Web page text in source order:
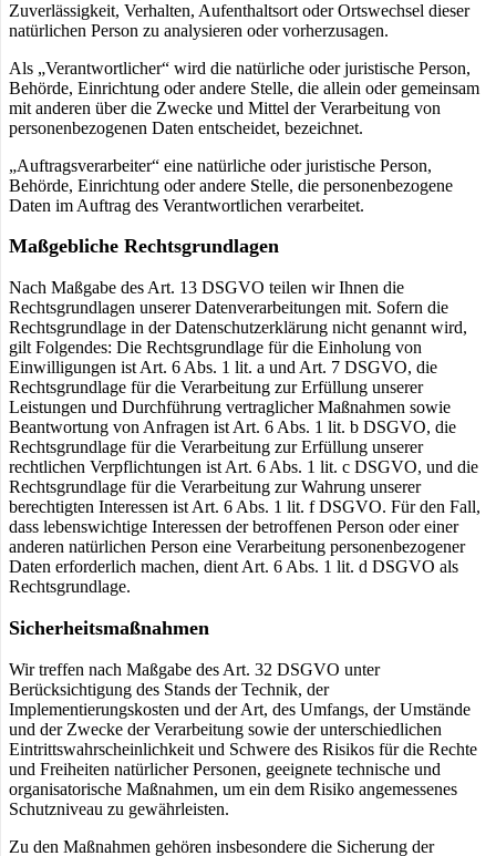
Zuverlässigkeit, Verhalten, Aufenthaltsort oder Ortswechsel dieser
natürlichen Person zu analysieren oder vorherzusagen.
Als „Verantwortlicher“ wird die natürliche oder juristische Person,
Behörde, Einrichtung oder andere Stelle, die allein oder gemeinsam
mit anderen über die Zwecke und Mittel der Verarbeitung von
personenbezogenen Daten entscheidet, bezeichnet.
„Auftragsverarbeiter“ eine natürliche oder juristische Person,
Behörde, Einrichtung oder andere Stelle, die personenbezogene
Daten im Auftrag des Verantwortlichen verarbeitet.
Maßgebliche Rechtsgrundlagen
Nach Maßgabe des Art. 13 DSGVO teilen wir Ihnen die
Rechtsgrundlagen unserer Datenverarbeitungen mit. Sofern die
Rechtsgrundlage in der Datenschutzerklärung nicht genannt wird,
gilt Folgendes: Die Rechtsgrundlage für die Einholung von
Einwilligungen ist Art. 6 Abs. 1 lit. a und Art. 7 DSGVO, die
Rechtsgrundlage für die Verarbeitung zur Erfüllung unserer
Leistungen und Durchführung vertraglicher Maßnahmen sowie
Beantwortung von Anfragen ist Art. 6 Abs. 1 lit. b DSGVO, die
Rechtsgrundlage für die Verarbeitung zur Erfüllung unserer
rechtlichen Verpflichtungen ist Art. 6 Abs. 1 lit. c DSGVO, und die
Rechtsgrundlage für die Verarbeitung zur Wahrung unserer
berechtigten Interessen ist Art. 6 Abs. 1 lit. f DSGVO. Für den Fall,
dass lebenswichtige Interessen der betroffenen Person oder einer
anderen natürlichen Person eine Verarbeitung personenbezogener
Daten erforderlich machen, dient Art. 6 Abs. 1 lit. d DSGVO als
Rechtsgrundlage.
Sicherheitsmaßnahmen
Wir treffen nach Maßgabe des Art. 32 DSGVO unter
Berücksichtigung des Stands der Technik, der
Implementierungskosten und der Art, des Umfangs, der Umstände
und der Zwecke der Verarbeitung sowie der unterschiedlichen
Eintrittswahrscheinlichkeit und Schwere des Risikos für die Rechte
und Freiheiten natürlicher Personen, geeignete technische und
organisatorische Maßnahmen, um ein dem Risiko angemessenes
Schutzniveau zu gewährleisten.
Zu den Maßnahmen gehören insbesondere die Sicherung der